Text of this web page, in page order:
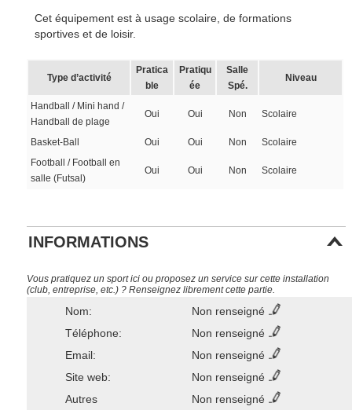
Cet équipement est à usage scolaire, de formations
sportives et de loisir.
Type d’activité
Pratica
ble
Pratiqu
ée
Salle
Spé.
Niveau
Handball / Mini hand /
Handball de plage
Oui Oui Non Scolaire
Basket-Ball Oui Oui Non
Scolaire
Football / Football en
salle (Futsal)
Oui Oui Non Scolaire
INFORMATIONS
Vous pratiquez un sport ici ou proposez un service sur cette installation
(club, entreprise, etc.) ? Renseignez librement cette partie.
Nom:
Non renseigné
Téléphone:
Non renseigné
Email:
Non renseigné
Site web:
Non renseigné
Autres
Non renseigné